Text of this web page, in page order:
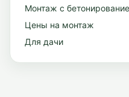
Монтаж с
Цены на монтаж
Для дачи